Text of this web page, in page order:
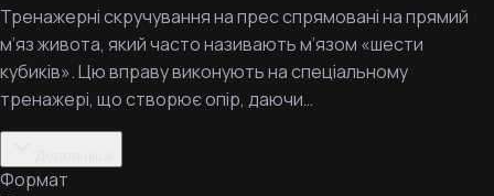
Тренажерні скручування на прес спрямовані на прямий
м’яз живота, який часто називають м’язом «шести
кубиків». Цю вправу виконують на спеціальному
тренажері, що створює опір, даючи…
Формат